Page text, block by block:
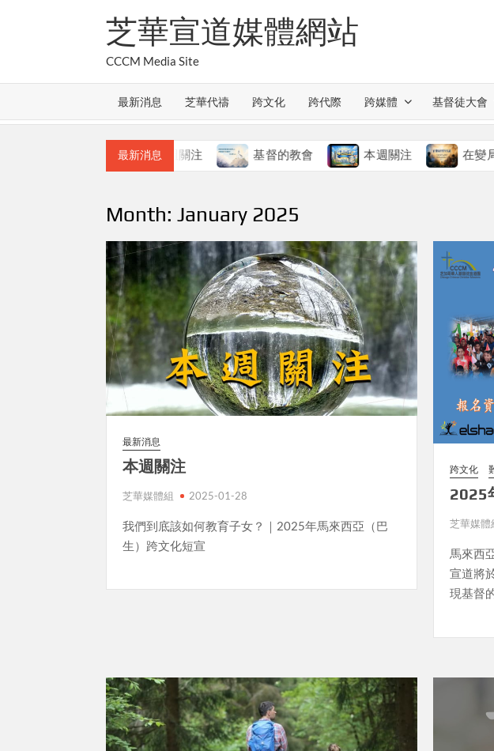
芝華宣道媒體網站
CCCM Media Site
最新消息 芝華代禱 跨文化 跨代際 跨媒體 基督徒大會
最新消息
本週關注 基督的教會 本週關注 在變局中持守真
Month:January 2025
最新消息
本週關注
芝華媒體組 2025-01-28
我們到底該如何教育子女？｜2025年馬來西亞（巴
生）跨文化短宣
跨文化
2025
芝華媒體
馬來西
宣道將
現基督